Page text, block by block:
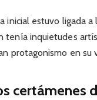
inicial estuvo ligada a
tenía inquietudes
protagonismo en su
certámenes